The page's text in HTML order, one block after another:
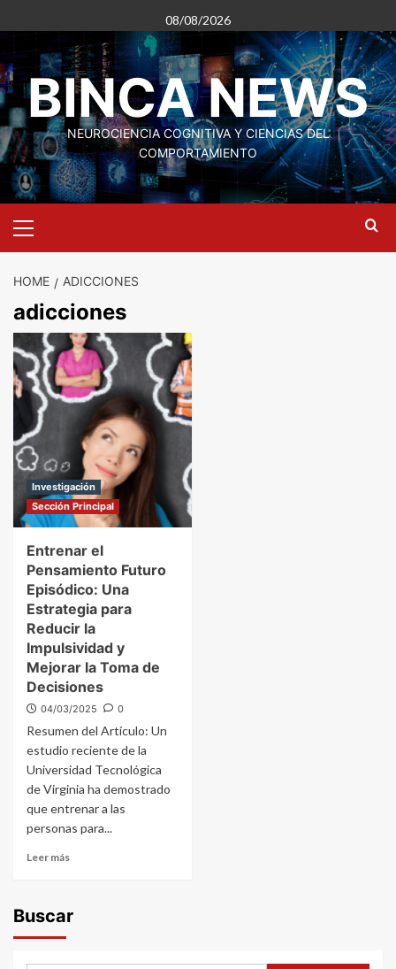
to
content
08/08/2026
BINCA NEWS
NEUROCIENCIA COGNITIVA Y CIENCIAS DEL
COMPORTAMIENTO
Menu
HOME ADICCIONES
adicciones
Investigación
Sección Principal
Entrenar el
Pensamiento Futuro
Episódico: Una
Estrategia para
Reducir la
Impulsividad y
Mejorar la Toma de
Decisiones
04/03/2025 0
Resumen del Artículo: Un
estudio reciente de la
Universidad Tecnológica
de Virginia ha demostrado
que entrenar a las
personas para...
Leer más
Buscar